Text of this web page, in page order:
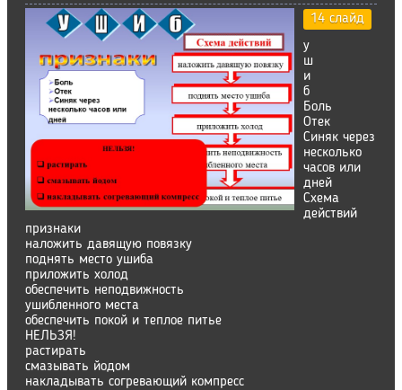
14 слайд
у
ш
и
б
Боль
Отек
Синяк через
несколько
часов или
дней
Схема
действий
признаки
наложить давящую повязку
поднять место ушиба
приложить холод
обеспечить неподвижность
ушибленного места
обеспечить покой и теплое питье
НЕЛЬЗЯ!
растирать
смазывать йодом
накладывать согревающий компресс